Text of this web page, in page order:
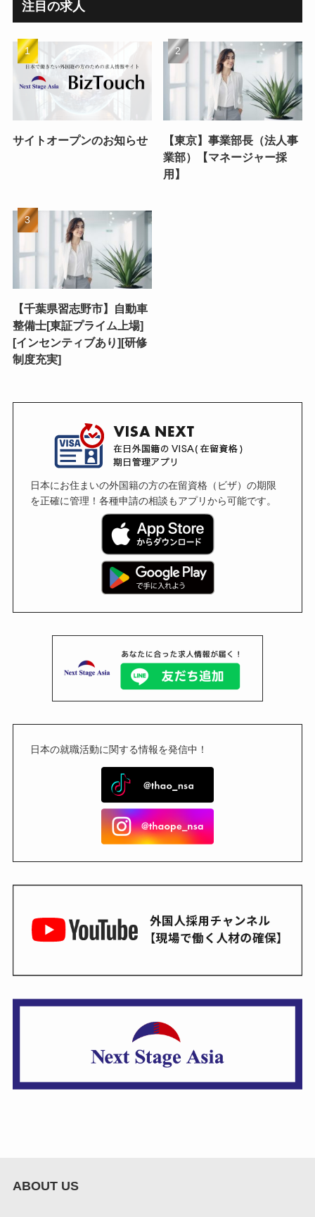
注目の求人
サイトオープンのお知らせ
【東京】事業部長（法人事
業部）【マネージャー採
用】
【千葉県習志野市】自動車
整備士[東証プライム上場]
[インセンティブあり][研修
制度充実]
日本にお住まいの外国籍の方の在留資格（ビザ）の期限
を正確に管理！各種申請の相談もアプリから可能です。
日本の就職活動に関する情報を発信中！
ABOUT US